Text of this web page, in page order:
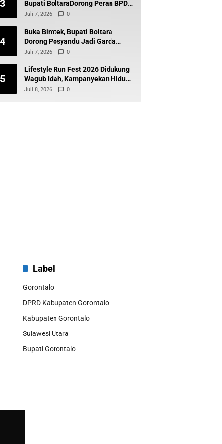
3
Bupati BoltaraDorong Peran BPD
Wujudkan Desa Maju dan
Juli 7, 2026 0
4
Buka Bimtek, Bupati Boltara
Dorong Posyandu Jadi Garda
Terdepan Layanan Kesehatan
Juli 7, 2026 0
5
Lifestyle Run Fest 2026 Didukung
Wagub Idah, Kampanyekan Hidup
Sehat dan Cegah Diabetes
Juli 8, 2026 0
Label
Gorontalo
DPRD Kabupaten Gorontalo
Kabupaten Gorontalo
Sulawesi Utara
Bupati Gorontalo